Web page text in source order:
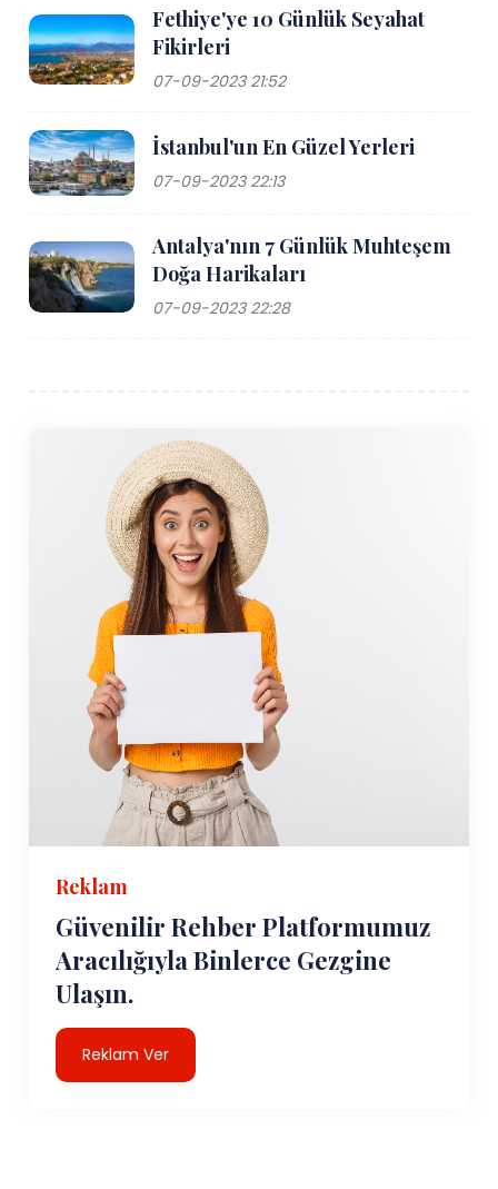
Fethiye'ye 10 Günlük Seyahat
Fikirleri
07-09-2023 21:52
İstanbul'un En Güzel Yerleri
07-09-2023 22:13
Antalya'nın 7 Günlük Muhteşem
Doğa Harikaları
07-09-2023 22:28
Reklam
Güvenilir Rehber Platformumuz
Aracılığıyla Binlerce Gezgine
Ulaşın.
Reklam Ver